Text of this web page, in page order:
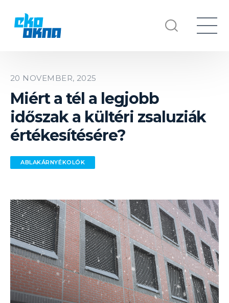
20 NOVEMBER, 2025
Miért a tél a legjobb
időszak a kültéri zsaluziák
értékesítésére?
ABLAKÁRNYÉKOLÓK